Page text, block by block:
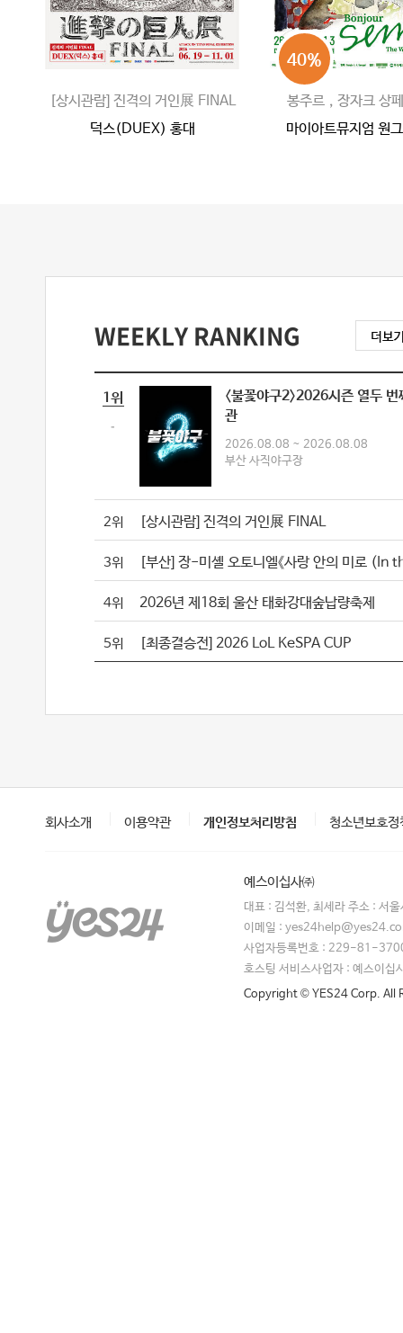
[상시관람] 진격의 거인展 FINAL
덕스(DUEX) 홍대
봉주르，장자크 상
마이아트뮤지엄 원
40%
WEEKLY RANKING
1위
-
〈불꽃야구2〉2026시즌 열두 번
관
2026.08.08 ~ 2026.08.08
부산 사직야구장
2위 [상시관람] 진격의 거인展 FINAL
3위
4위 2026년 제18회 울산 태화강대숲납량축제
5위 [최종결승전] 2026 LoL KeSPA CUP
회사소개 이용약관 개인정보처리방침 청소년보호정
예스이십사㈜
대표 : 김석환, 최세라 주소 : 서
이메일 :
사업자등록번호 : 229-81-
호스팅 서비스사업자 : 예스이십
Copyright © YES24 Corp. All